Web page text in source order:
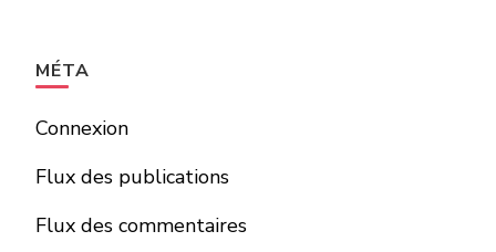
MÉTA
Connexion
Flux des publications
Flux des commentaires